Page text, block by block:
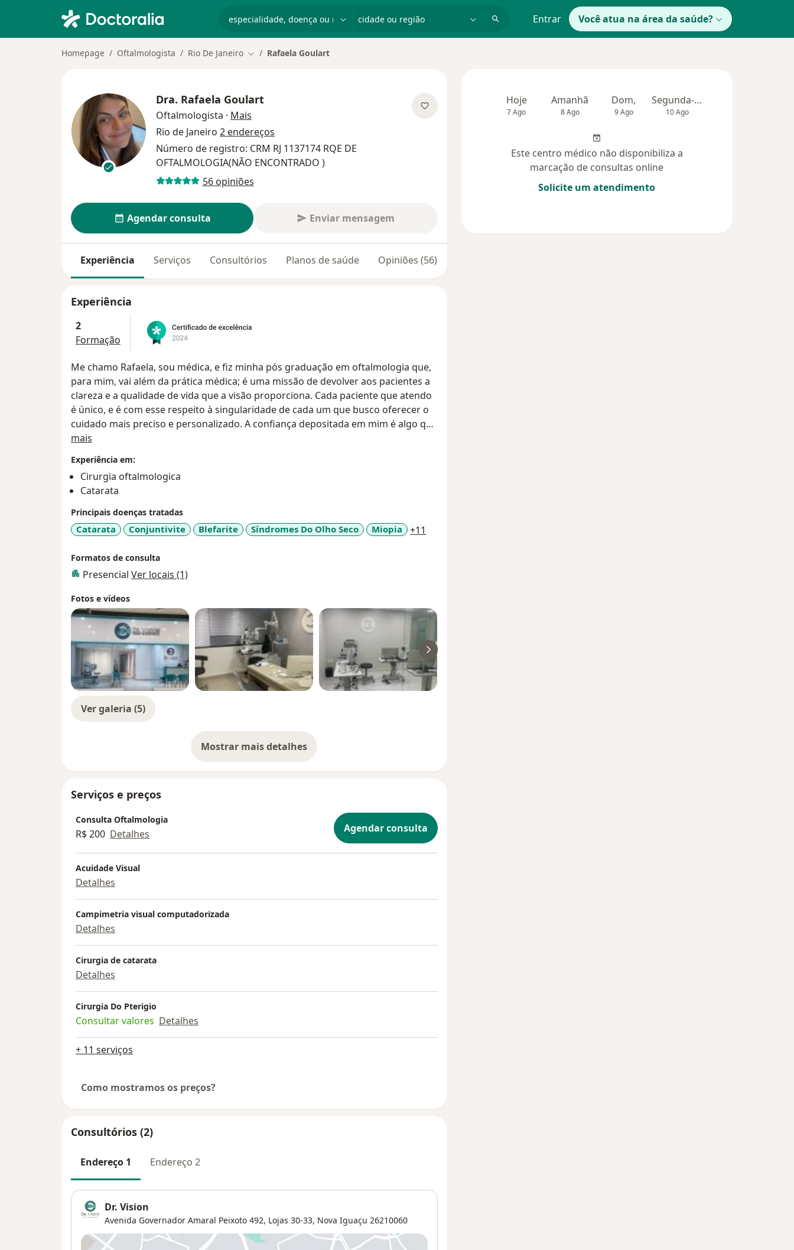
Entrar Você atua na área da saúde?
Homepage Oftalmologista Rio De Janeiro Mudar de cidade
Rafaela Goulart
Dra. Rafaela Goulart
Oftalmologista · Mais
Rio de Janeiro 2 endereços
Número de registro: CRM RJ 1137174 RQE DE
OFTALMOLOGIA(NÃO ENCONTRADO )
56 opiniões
Agendar consulta Enviar mensagem
Experiência Serviços Consultórios Planos de saúde Opiniões (56)
Experiência
2
Formação
Me chamo Rafaela, sou médica, e fiz minha pós graduação em oftalmologia que,
para mim, vai além da prática médica; é uma missão de devolver aos pacientes a
clareza e a qualidade de vida que a visão proporciona. Cada paciente que atendo
é único, e é com esse respeito à singularidade de cada um que busco oferecer o
cuidado mais preciso e personalizado. A confiança depositada em mim é algo que
valorizo profundamente, e cada nova consulta é uma oportunidade de renovar
esse compromisso. Meu objetivo é sempre oferecer um olhar atento, um
diagnóstico cuidadoso e um acompanhamento que faça a diferença no bem-
estar visual dos meus pacientes.
mais
Experiência em:
Cirurgia oftalmologica
Catarata
Principais doenças tratadas
Catarata Conjuntivite Blefarite Síndromes Do Olho Seco Miopia +11
Formatos de consulta
Presencial Ver locais (1)
Fotos e vídeos
Ver galeria (5)
Mostrar mais detalhes
sobre a experiência
Serviços e preços
Consulta Oftalmologia
R$ 200 Detalhes Agendar consulta
Acuidade Visual
Detalhes
Campimetria visual computadorizada
Detalhes
Cirurgia de catarata
Detalhes
Cirurgia Do Pterigio
Consultar valores Detalhes
+ 11 serviços
Como mostramos os preços?
Consultórios (2)
Endereço 1 Endereço 2
Dr. Vision
Avenida Governador Amaral Peixoto 492, Lojas 30-33, Nova Iguaçu 26210060
Hoje
7 Ago
Amanhã
8 Ago
Dom,
9 Ago
Segunda-feira
10 Ago
Este centro médico não disponibiliza a
marcação de consultas online
Solicite um atendimento